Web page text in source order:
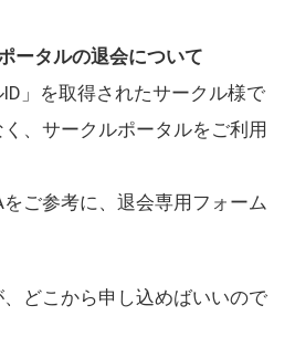
ータルの退会について
ID」を取得されたサークル様で
、サークルポータルをご利用
ご参考に、退会専用フォーム
どこから申し込めばいいので